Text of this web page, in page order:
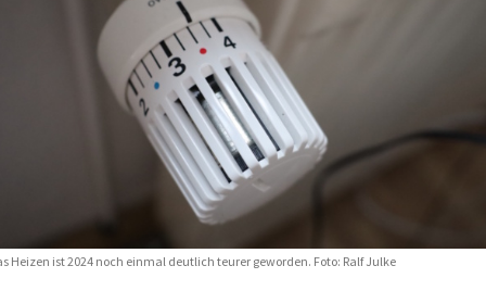
Heizen ist 2024 noch einmal deutlich teurer geworden. Foto: Ralf Julke